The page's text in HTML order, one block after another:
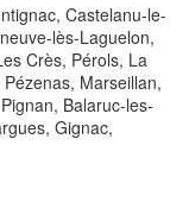
Castelanu-le-
lès-Laguelon,
Crès, Pérols, La
Marseillan,
Balaruc-les-
Gignac,